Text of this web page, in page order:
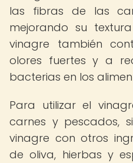
las fibras de las
mejorando su
vinagre también
olores fuertes y a
bacterias en los
Para utilizar el
carnes y pescados,
vinagre con otros
de oliva, hierbas y